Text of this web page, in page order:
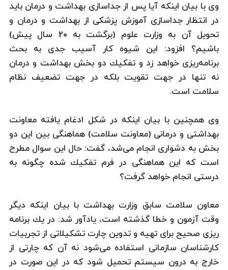
وی با بیان اینكه آیا پس از جداسازی بهداشت و درمان باید
در انتظار جداسازی آموزش پزشكی از بهداشت و درمان و
تحویل آن به وزارت علوم (برگشت به 20 سال پیش)
‌باشیم؟ ‌افزود: این شیوه كار آسیب جدی به بحث
برنامه‌ریزی خواهد زد و تفكیك دو بخش بهداشت و درمان
نه تنها در جهت تقویت بلكه در جهت تضعیف نظام
سلامت است.
وی همچنین با بیان اینكه در شكل ادغام یافته معاونت
بهداشتی و درمانی (معاونت سلامت) هماهنگی بین این دو
بخش به دشواری انجام می‌شد، گفت: حال این سوال مطرح
است كه این هماهنگی در فرم تفكیك شده چگونه به
درستی انجام خواهد گرفت؟
معاون سلامت سابق وزارت بهداشت با بیان اینكه دیگر
وقت آزمون و خطا گذشته است، یادآور شد: در یك برنامه
ریزی صحیح برای تهیه و تدوین چارت تشكیلاتی از تجربیات
كارشناسان سازمانی استفاده می‌شود نه آن كه چارتی از
خارج به درون سیستم تحمیل شود كه در این صورت در